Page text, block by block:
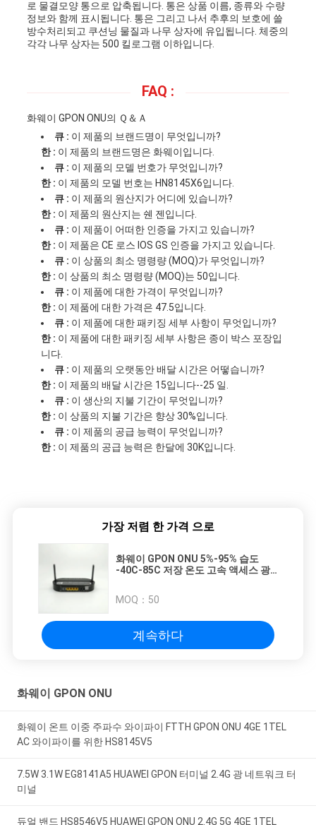
로 물결모양 통으로 압축됩니다. 통은 상품 이름, 종류와 수량
정보와 함께 표시됩니다. 통은 그리고 나서 추후의 보호에 쓸
방수처리되고 쿠션닝 물질과 나무 상자에 유입됩니다. 체중의
각각 나무 상자는 500 킬로그램 이하입니다.
FAQ :
화웨이 GPON ONU의 Ｑ＆Ａ
큐 : 이 제품의 브랜드명이 무엇입니까?
한 : 이 제품의 브랜드명은 화웨이입니다.
큐 : 이 제품의 모델 번호가 무엇입니까?
한 : 이 제품의 모델 번호는 HN8145X6입니다.
큐 : 이 제품의 원산지가 어디에 있습니까?
한 : 이 제품의 원산지는 쉔 젠입니다.
큐 : 이 제품이 어떠한 인증을 가지고 있습니까?
한 : 이 제품은 CE 로스 IOS GS 인증을 가지고 있습니다.
큐 : 이 상품의 최소 명령량 (MOQ)가 무엇입니까?
한 : 이 상품의 최소 명령량 (MOQ)는 50입니다.
큐 : 이 제품에 대한 가격이 무엇입니까?
한 : 이 제품에 대한 가격은 47.5입니다.
큐 : 이 제품에 대한 패키징 세부 사항이 무엇입니까?
한 : 이 제품에 대한 패키징 세부 사항은 종이 박스 포장입
니다.
큐 : 이 제품의 오랫동안 배달 시간은 어떻습니까?
한 : 이 제품의 배달 시간은 15입니다--25 일.
큐 : 이 생산의 지불 기간이 무엇입니까?
한 : 이 상품의 지불 기간은 향상 30%입니다.
큐 : 이 제품의 공급 능력이 무엇입니까?
한 : 이 제품의 공급 능력은 한달에 30K입니다.
가장 저렴 한 가격 으로
화웨이 GPON ONU 5%-95% 습도
-40C-85C 저장 온도 고속 액세스 광
MOQ： 50
계속하다
화웨이 GPON ONU
화웨이 온트 이중 주파수 와이파이 FTTH GPON ONU 4GE 1TEL
AC 와이파이를 위한 HS8145V5
7.5W 3.1W EG8141A5 HUAWEI GPON 터미널 2.4G 광 네트워크 터
미널
듀얼 밴드 HS8546V5 HUAWEI GPON ONU 2.4G 5G 4GE 1TEL